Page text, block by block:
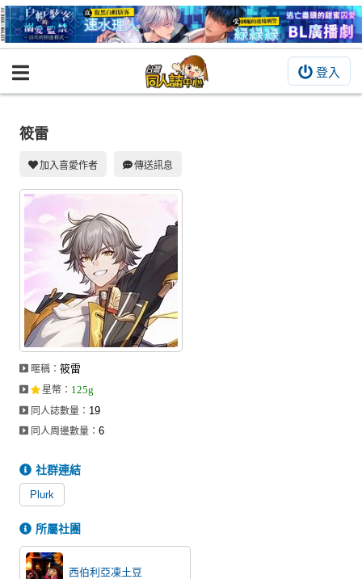
登入
BOOKY書集倉庫
同人周邊
活動&消息
同人誌活動
最新消息
同人相關店家
宣傳&交流
工作委託
繪圖藝廊
攤位轉讓區
會員功能選單
筱雷
加入喜愛作者 傳送訊息
暱稱：筱雷
星幣 ： 125g
同人誌數量： 19
同人周邊數量：6
社群連結
Plurk
所屬社團
西伯利亞凍土豆